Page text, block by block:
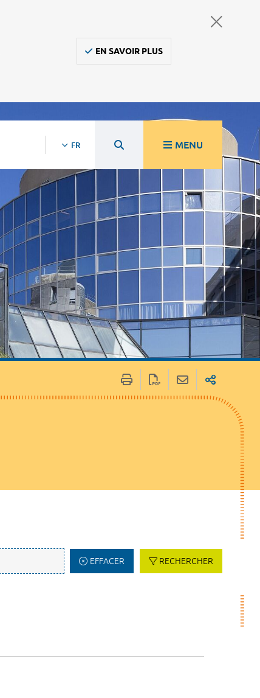
EN SAVOIR PLUS
FR MENU
EFFACER RECHERCHER